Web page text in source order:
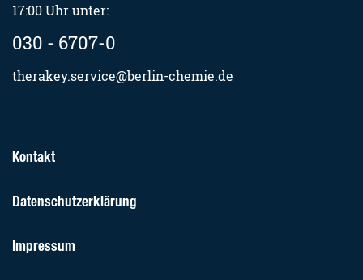
17:00 Uhr unter:
030 - 6707-0
therakey.service@berlin-chemie.de
Kontakt
Datenschutzerklärung
Impressum